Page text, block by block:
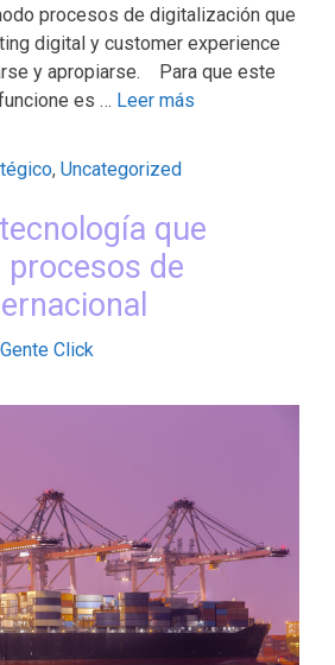
procesos de digitalización que
digital y customer experience
y apropiarse. Para que este
es … Leer más
, Uncategorized
que
de
Gente Click